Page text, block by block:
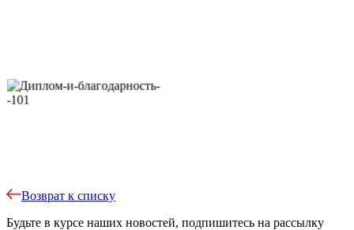
Возврат к списку
Будьте в курсе наших новостей, подпишитесь на рассылку